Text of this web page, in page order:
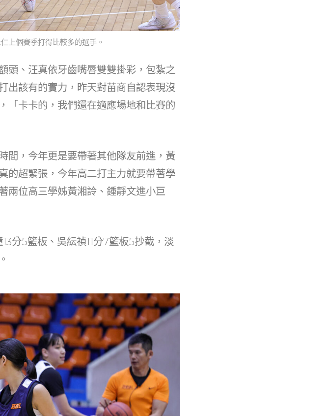
上個賽季打得比較多的選手。
頭、汪真依牙齒嘴唇雙雙掛彩，包紮之
出該有的實力，昨天對苗商自認表現沒
「卡卡的，我們還在適應場地和比賽的
間，今年更是要帶著其他隊友前進，黃
的超緊張，今年高二打主力就要帶著學
兩位高三學姊黃湘詅、鍾靜文進小巨
分5籃板、吳紜禎11分7籃板5抄截，淡